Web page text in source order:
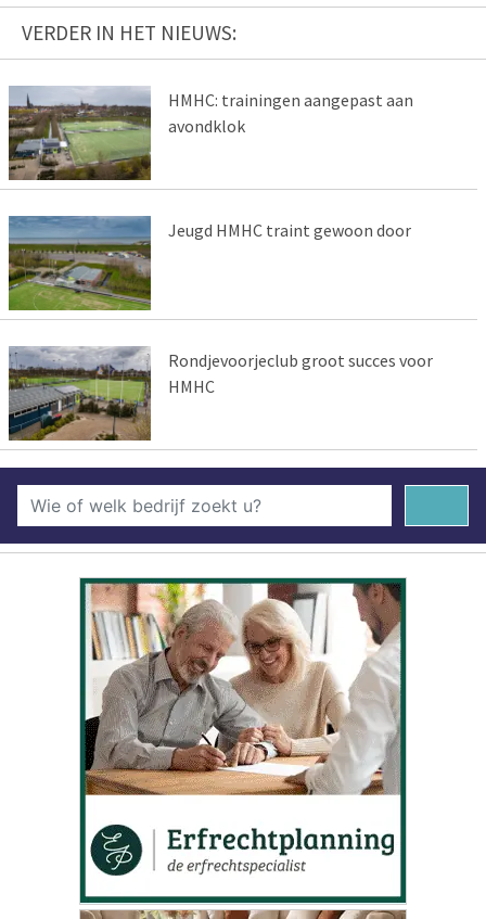
VERDER IN HET NIEUWS:
HMHC: trainingen aangepast aan
avondklok
Jeugd HMHC traint gewoon door
Rondjevoorjeclub groot succes voor
HMHC